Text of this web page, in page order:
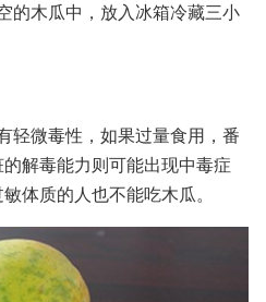
的木瓜中，放入冰箱冷藏三小
轻微毒性，如果过量食用，番
解毒能力则可能出现中毒症
体质的人也不能吃木瓜。